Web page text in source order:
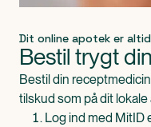
Dit online apotek er
Bestil trygt
Bestil din
tilskud som på dit
Log ind med MitID